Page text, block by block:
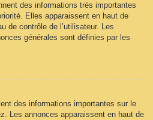
des informations très importantes
Elles apparaissent en haut de
de contrôle de l’utilisateur. Les
générales sont définies par les
des informations importantes sur le
Les annonces apparaissent en haut de